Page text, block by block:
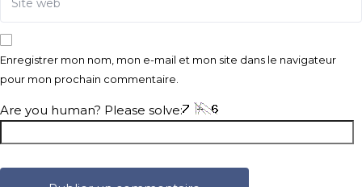
Enregistrer mon nom, mon e-mail et mon site dans le navigateur
pour mon prochain commentaire.
Are you human? Please solve: